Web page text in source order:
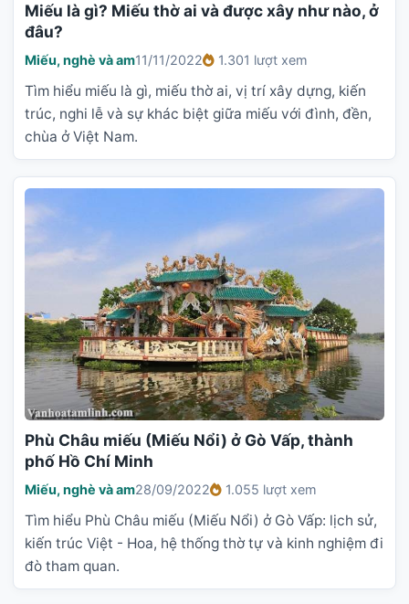
Miếu là gì? Miếu thờ ai và được xây như nào, ở
đâu?
Miếu, nghè và am11/11/2022 1.301 lượt xem
Tìm hiểu miếu là gì, miếu thờ ai, vị trí xây dựng, kiến
trúc, nghi lễ và sự khác biệt giữa miếu với đình, đền,
chùa ở Việt Nam.
Phù Châu miếu (Miếu Nổi) ở Gò Vấp, thành
phố Hồ Chí Minh
Miếu, nghè và am28/09/2022 1.055 lượt xem
Tìm hiểu Phù Châu miếu (Miếu Nổi) ở Gò Vấp: lịch sử,
kiến trúc Việt - Hoa, hệ thống thờ tự và kinh nghiệm đi
đò tham quan.